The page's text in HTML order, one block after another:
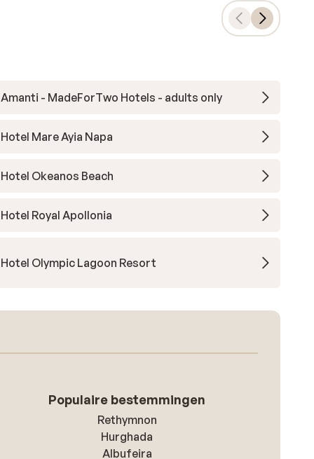
Amanti - MadeForTwo Hotels - adults only
Hotel Mare Ayia Napa
Hotel Okeanos Beach
Hotel Royal Apollonia
Hotel Olympic Lagoon Resort
Populaire bestemmingen
Rethymnon
Hurghada
Albufeira